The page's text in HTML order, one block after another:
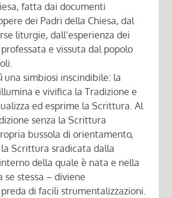
fatta dai documenti
dei Padri della Chiesa, dal
liturgie, dall’esperienza dei
e vissuta dal popolo
una simbiosi inscindibile: la
e vivifica la Tradizione e
ed esprime la Scrittura. Al
senza la Scrittura
bussola di orientamento,
Scrittura sradicata dalla
della quale è nata e nella
se stessa – diviene
di facili strumentalizzazioni.